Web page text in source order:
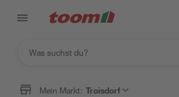
Mein Markt: Troisdorf